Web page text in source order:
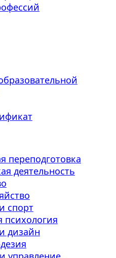
переподготовка
деятельность
спорт
психология
дизайн